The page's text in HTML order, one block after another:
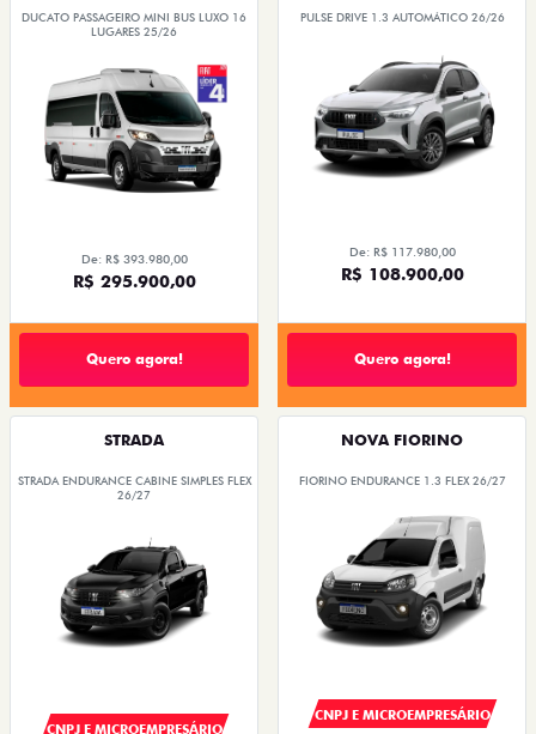
DUCATO PASSAGEIRO MINI BUS LUXO 16
LUGARES 25/26
De: R$ 393.980,00
R$ 295.900,00
Quero agora!
PULSE DRIVE 1.3 AUTOMÁTICO 26/26
De: R$ 117.980,00
R$ 108.900,00
Quero agora!
STRADA
STRADA ENDURANCE CABINE SIMPLES FLEX
26/27
CNPJ E MICROEMPRESÁRIO
NOVA FIORINO
FIORINO ENDURANCE 1.3 FLEX 26/27
CNPJ E MICROEMPRESÁRIO